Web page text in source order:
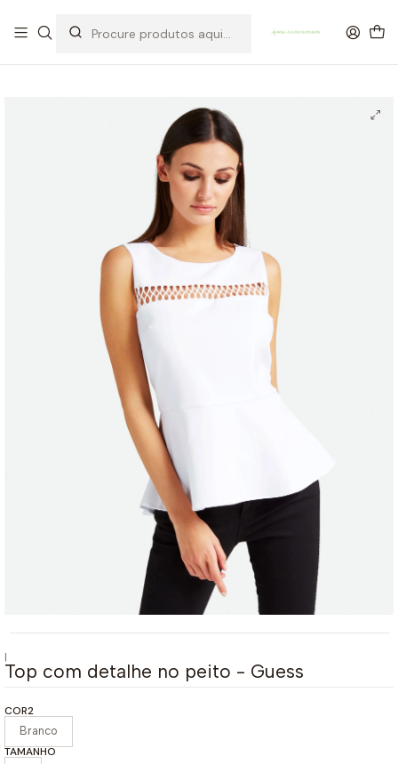
OFERTA DE PORTES DE ENVIO em compras para Portugal superiores a
80€ de artigos sem promoção
|
Top com detalhe no peito - Guess
COR2
Branco
TAMANHO